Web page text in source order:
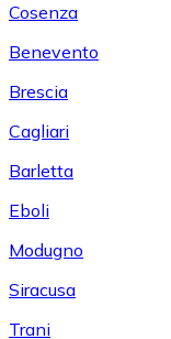
Cosenza
Benevento
Brescia
Cagliari
Barletta
Eboli
Modugno
Siracusa
Trani